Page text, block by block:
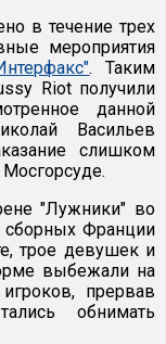
в течение трех
мероприятия
. Таким
Riot получили
данной
Васильев
слишком
"Лужники" во
сборных Франции
трое девушек и
выбежали на
прервав
обнимать